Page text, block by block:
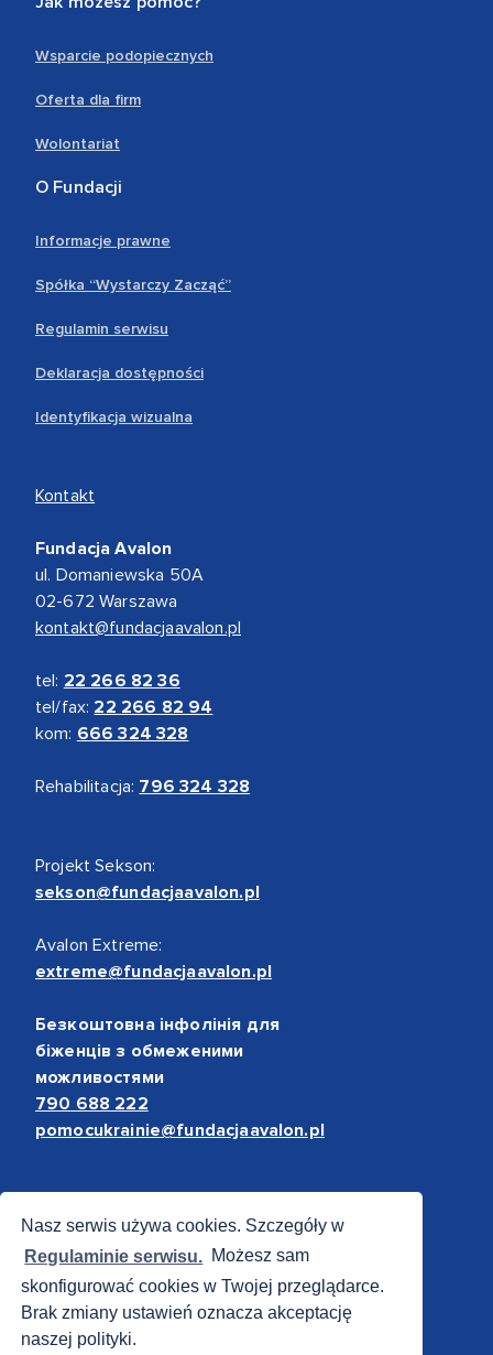
Nasz serwis używa cookies. Szczegóły w
Regulaminie serwisu. Możesz sam
skonfigurować cookies w Twojej przeglądarce.
Brak zmiany ustawień oznacza akceptację
naszej polityki.
Wsparcie podopiecznych
Oferta dla firm
Wolontariat
O Fundacji
Informacje prawne
Spółka “Wystarczy Zacząć”
Regulamin serwisu
Deklaracja dostępności
Identyfikacja wizualna
Kontakt
Fundacja Avalon
ul. Domaniewska 50A
02-672 Warszawa
kontakt@fundacjaavalon.pl
tel: 22 266 82 36
tel/fax: 22 266 82 94
kom: 666 324 328
Rehabilitacja: 796 324 328
Projekt Sekson:
sekson@fundacjaavalon.pl
Avalon Extreme:
extreme@fundacjaavalon.pl
Безкоштовна інфолінія для
біженців з обмеженими
можливостями
790 688 222
pomocukrainie@fundacjaavalon.pl
Bezpieczne płatności